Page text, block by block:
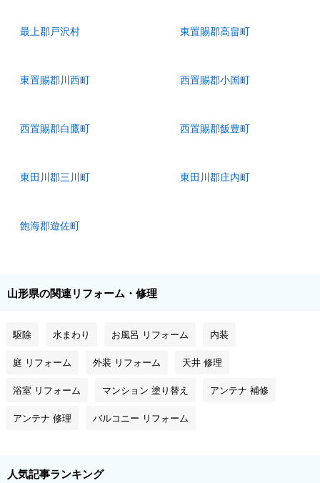
最上郡戸沢村 東置賜郡高畠町
東置賜郡川西町 西置賜郡小国町
西置賜郡白鷹町 西置賜郡飯豊町
東田川郡三川町 東田川郡庄内町
飽海郡遊佐町
山形県の関連リフォーム・修理
駆除 水まわり お風呂 リフォーム 内装
庭 リフォーム 外装 リフォーム 天井 修理
浴室 リフォーム マンション 塗り替え アンテナ 補修
アンテナ 修理 バルコニー リフォーム
人気記事ランキング